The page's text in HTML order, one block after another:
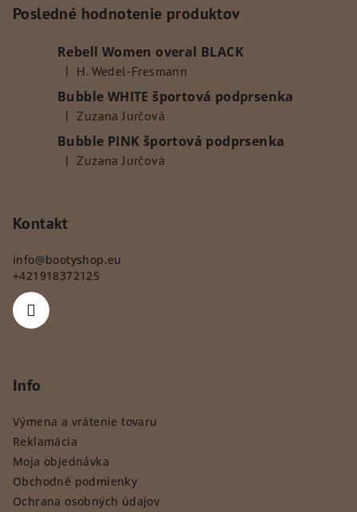
Posledné hodnotenie produktov
Rebell Women overal BLACK
Hodnotenie produktu je 5 z 5 hviezdičiek.
| H. Wedel-Fresmann
Bubble WHITE športová podprsenka
Hodnotenie produktu je 5 z 5 hviezdičiek.
| Zuzana Jurčová
Bubble PINK športová podprsenka
Hodnotenie produktu je 5 z 5 hviezdičiek.
| Zuzana Jurčová
Kontakt
info@bootyshop.eu
+421918372125
Info
Výmena a vrátenie tovaru
Reklamácia
Moja objednávka
Obchodné podmienky
Ochrana osobných údajov